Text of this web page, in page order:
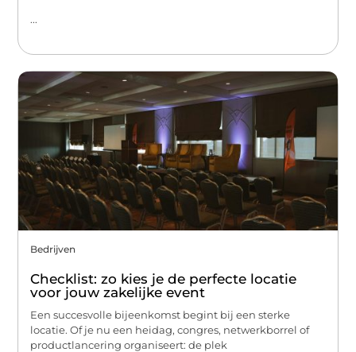
...
Bedrijven
Checklist: zo kies je de perfecte locatie
voor jouw zakelijke event
Een succesvolle bijeenkomst begint bij een sterke
locatie. Of je nu een heidag, congres, netwerkborrel of
productlancering organiseert: de plek